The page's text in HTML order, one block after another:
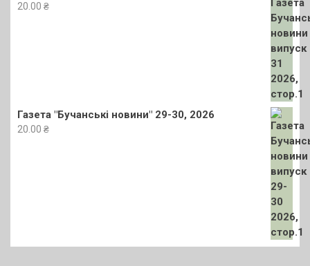
20.00 ₴
Газета "Бучанські новини" 29-30, 2026
20.00 ₴